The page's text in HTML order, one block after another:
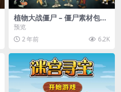
植物大战僵尸 – 僵尸素材包
【可预览】
预览
2 年前
6.2K